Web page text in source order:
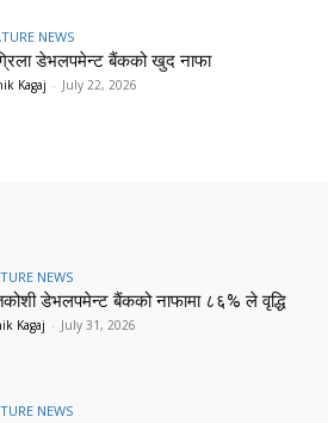
NEWS
डेभलपमेन्ट बैंकको खुद नाफा
Kagaj - July 22, 2026
NEWS
डेभलपमेन्ट बैंकको नाफामा ८६% ले वृद्धि
Kagaj - July 31, 2026
NEWS